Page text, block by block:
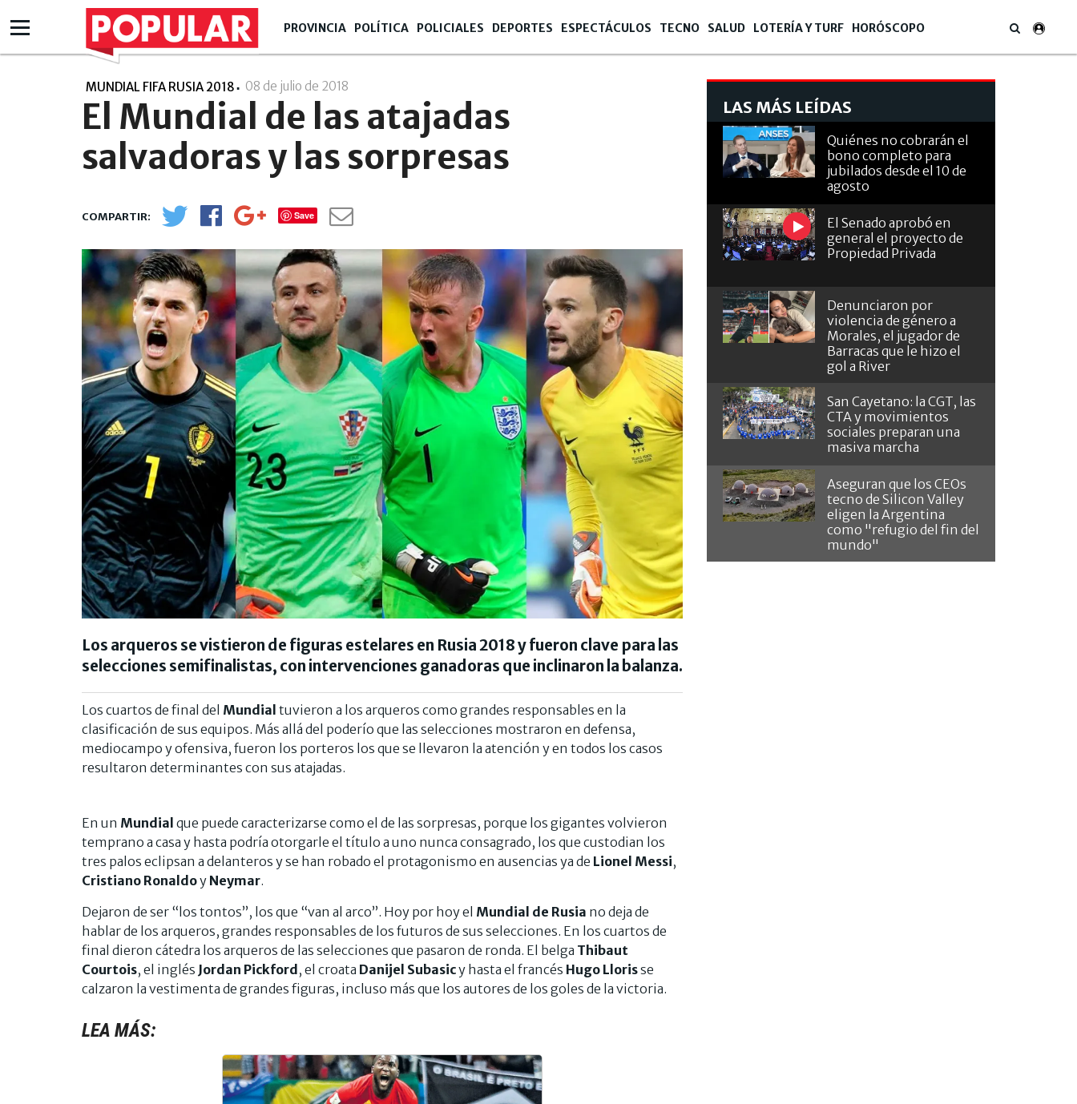
PROVINCIA POLÍTICA POLICIALES DEPORTES ESPECTÁCULOS TECNO SALUD LOTERÍA Y TURF HORÓSCOPO
MUNDIAL FIFA RUSIA 2018 08 de julio de 2018
El Mundial de las atajadas
salvadoras y las sorpresas
Save
Los arqueros se vistieron de figuras estelares en Rusia 2018 y fueron clave para las
selecciones semifinalistas, con intervenciones ganadoras que inclinaron la balanza.
Los cuartos de final del Mundial tuvieron a los arqueros como grandes responsables en la
clasificación de sus equipos. Más allá del poderío que las selecciones mostraron en defensa,
mediocampo y ofensiva, fueron los porteros los que se llevaron la atención y en todos los casos
resultaron determinantes con sus atajadas.
En un Mundial que puede caracterizarse como el de las sorpresas, porque los gigantes volvieron
temprano a casa y hasta podría otorgarle el título a uno nunca consagrado, los que custodian los
tres palos eclipsan a delanteros y se han robado el protagonismo en ausencias ya de Lionel Messi,
Cristiano Ronaldoy Neymar.
Dejaron de ser “los tontos”, los que “van al arco”. Hoy por hoy el Mundial de Rusia no deja de
hablar de los arqueros, grandes responsables de los futuros de sus selecciones. En los cuartos de
final dieron cátedra los arqueros de las selecciones que pasaron de ronda. El belga Thibaut
Courtois, el inglés Jordan Pickford , el croata Danijel Subasicy hasta el francés Hugo Llorisse
calzaron la vestimenta de grandes figuras, incluso más que los autores de los goles de la victoria.
LEA MÁS:
LAS MÁS LEÍDAS
Quiénes no cobrarán el
bono completo para
jubilados desde el 10 de
agosto
El Senado aprobó en
general el proyecto de
Propiedad Privada
Denunciaron por
violencia de género a
Morales, el jugador de
Barracas que le hizo el
gol a River
San Cayetano: la CGT, las
CTA y movimientos
sociales preparan una
masiva marcha
Aseguran que los CEOs
tecno de Silicon Valley
eligen la Argentina
como "refugio del fin del
mundo"